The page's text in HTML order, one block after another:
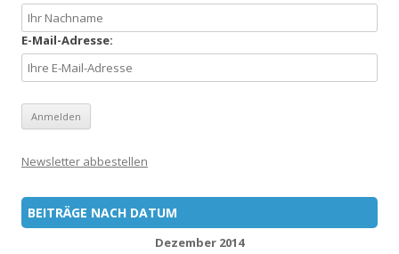
E-Mail-Adresse:
Newsletter abbestellen
BEITRÄGE NACH DATUM
Dezember 2014